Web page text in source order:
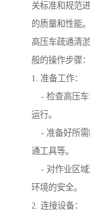
关标准和规范
的质量和性能。
高压车疏通清
般的操作步骤：
1. 准备工作：
- 检查高压车
运行。
- 准备好所需
通工具等。
- 对作业区域
环境的安全。
2. 连接设备：